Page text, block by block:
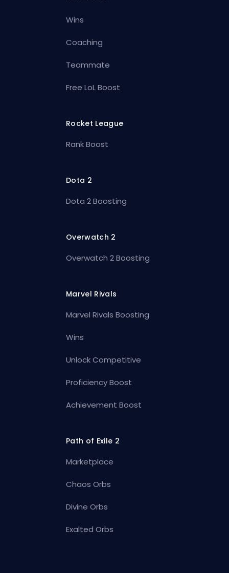
Wins
Coaching
Teammate
Free LoL Boost
Rocket League
Rank Boost
Dota 2
Dota 2 Boosting
Overwatch 2
Overwatch 2 Boosting
Marvel Rivals
Marvel Rivals Boosting
Wins
Unlock Competitive
Proficiency Boost
Achievement Boost
Path of Exile 2
Marketplace
Chaos Orbs
Divine Orbs
Exalted Orbs